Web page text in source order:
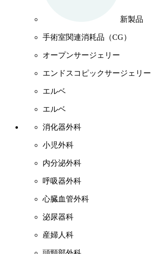
新製品
手術室関連消耗品（CG）
オープンサージェリー
エンドスコピックサージェリー
エルベ
エルベ
消化器外科
小児外科
内分泌外科
呼吸器外科
心臓血管外科
泌尿器科
産婦人科